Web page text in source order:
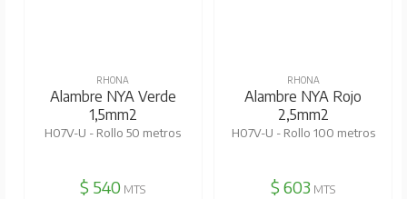
RHONA
Alambre NYA Verde
1,5mm2
H07V-U - Rollo 50 metros
$ 540 MTS
RHONA
Alambre NYA Rojo
2,5mm2
H07V-U - Rollo 100 metros
$ 603 MTS